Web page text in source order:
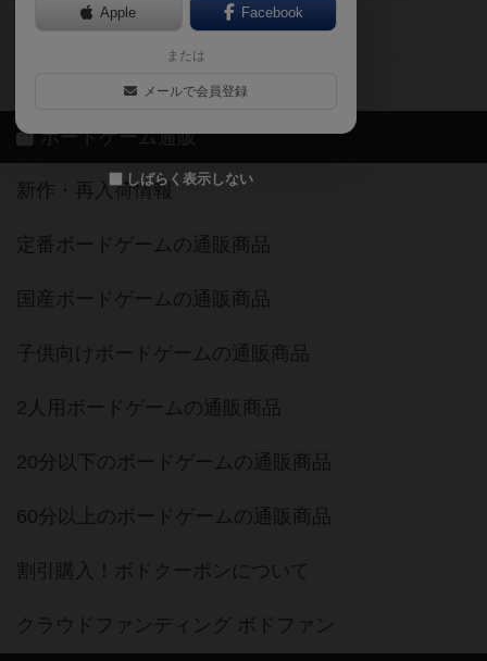
Apple Facebook
または
メールで会員登録
しばらく表示しない
ボードゲーム業界コラム
ボドゲーマご利用案内
ボードゲーム通販
新作・再入荷情報
定番ボードゲームの通販商品
国産ボードゲームの通販商品
子供向けボードゲームの通販商品
2人用ボードゲームの通販商品
20分以下のボードゲームの通販商品
60分以上のボードゲームの通販商品
割引購入！ボドクーポンについて
クラウドファンディング ボドファン